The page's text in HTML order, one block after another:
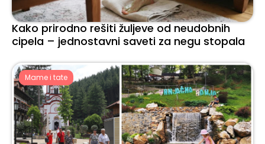
Kako prirodno rešiti žuljeve od neudobnih
cipela – jednostavni saveti za negu stopala
Mame i tate